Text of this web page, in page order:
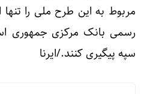
مربوط به این طرح ملی را
رسمی بانک مرکزی جمهوری
سپه پیگیری کنند./ایرنا